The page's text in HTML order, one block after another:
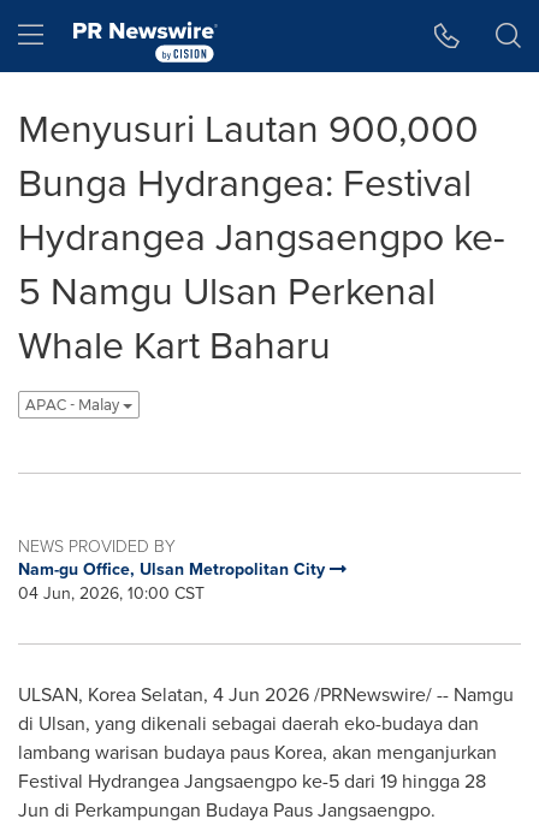
Hamburger menu
Menyusuri Lautan 900,000
Bunga Hydrangea: Festival
Hydrangea Jangsaengpo ke-
5 Namgu Ulsan Perkenal
Whale Kart Baharu
APAC - Malay
NEWS PROVIDED BY
Nam-gu Office, Ulsan Metropolitan City
04 Jun, 2026, 10:00 CST
ULSAN, Korea Selatan, 4 Jun 2026/PRNewswire/ -- Namgu
di Ulsan, yang dikenali sebagai daerah eko-budaya dan
lambang warisan budaya paus Korea, akan menganjurkan
Festival Hydrangea Jangsaengpo ke-5 dari 19 hingga 28
Jun di Perkampungan Budaya Paus Jangsaengpo.